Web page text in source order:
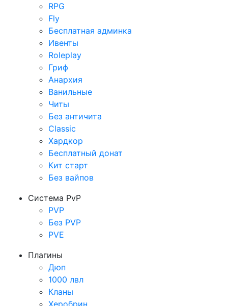
RPG
Fly
Бесплатная админка
Ивенты
Roleplay
Гриф
Анархия
Ванильные
Читы
Без античита
Classic
Хардкор
Бесплатный донат
Кит старт
Без вайпов
Система PvP
PVP
Без PVP
PVE
Плагины
Дюп
1000 лвл
Кланы
Херобрин